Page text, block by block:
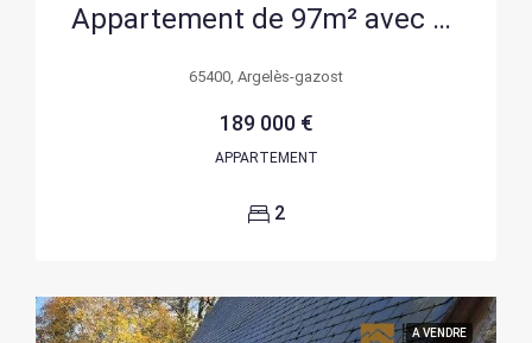
Appartement de 97m² avec 2 chambres en centre-ville d’Argelès-Gazost
65400, Argelès-gazost
189 000 €
APPARTEMENT
2
A VENDRE